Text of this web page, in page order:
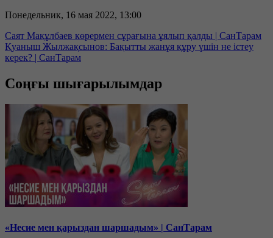
Понедельник, 16 мая 2022, 13:00
Саят Мақұлбаев көрермен сұрағына ұялып қалды | СанТарам
Қуаныш Жылжақсынов: Бақытты жанұя құру үшін не істеу
керек? | СанТарам
Соңғы шығарылымдар
«Несие мен қарыздан шаршадым» | СанТарам